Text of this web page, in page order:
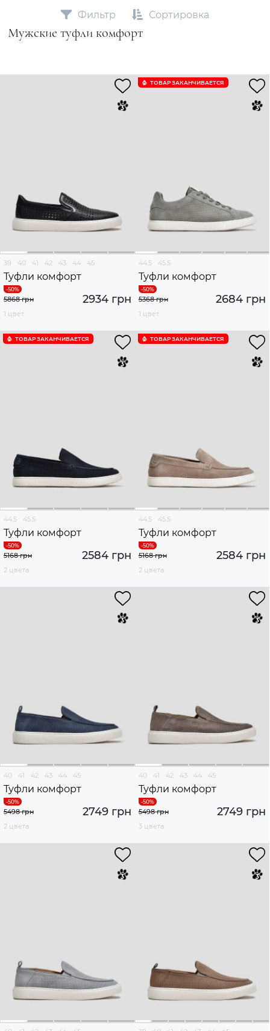
Мужские туфли комфорт
Фильтр Сортировка
39 40 41 42 43 44 45
Туфли комфорт
2934 грн
5868 грн
1 цвет
ТОВАР ЗАКАНЧИВАЕТСЯ
44.5 45.5
Туфли комфорт
2684 грн
5368 грн
1 цвет
ТОВАР ЗАКАНЧИВАЕТСЯ
44.5 45.5
Туфли комфорт
2584 грн
5168 грн
2 цвета
ТОВАР ЗАКАНЧИВАЕТСЯ
44.5 45.5
Туфли комфорт
2584 грн
5168 грн
2 цвета
40 41 42 43 44 45
Туфли комфорт
2749 грн
5498 грн
2 цвета
40 41 42 43 44 45
Туфли комфорт
2749 грн
5498 грн
3 цвета